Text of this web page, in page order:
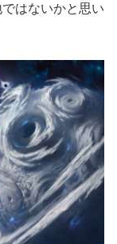
はないかと思い